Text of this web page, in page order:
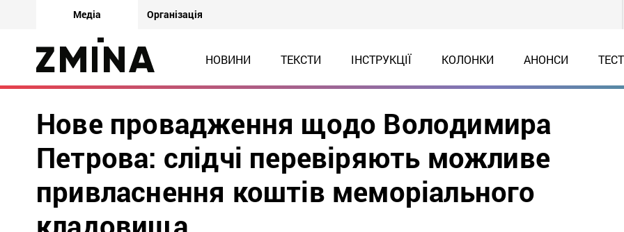
Медіа Організація
НОВИНИ ТЕКСТИ ІНСТРУКЦІЇ КОЛОНКИ АНОНСИ
Нове провадження щодо Володимира
Петрова: слідчі перевіряють можливе
привласнення коштів меморіального